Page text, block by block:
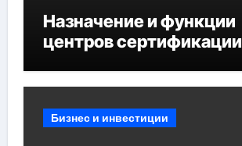
Назначение и функции
центров сертификации
Бизнес и инвестиции